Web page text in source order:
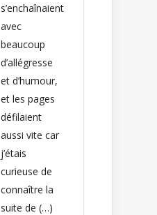
s’enchaînaient
avec
beaucoup
d’allégresse
et d’humour,
et les pages
défilaient
aussi vite car
j’étais
curieuse de
connaître la
suite de (…)